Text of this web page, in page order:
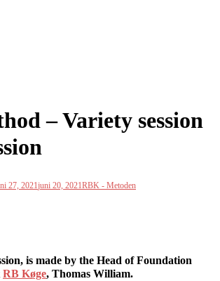
– Variety session
27, 2021juni 20, 2021RBK - Metoden
is made by the Head of Foundation
RB Køge, Thomas William.